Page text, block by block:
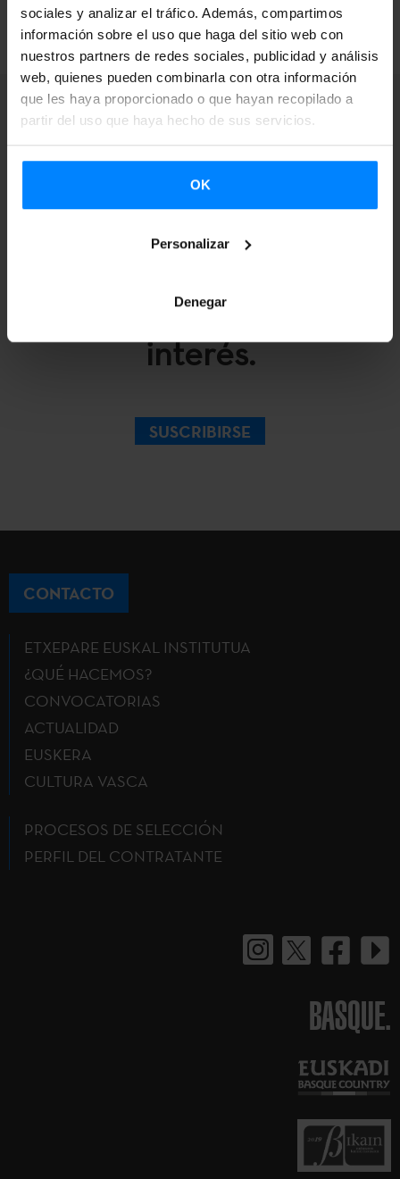
sociales y analizar el tráfico. Además, compartimos
información sobre el uso que haga del sitio web con
nuestros partners de redes sociales, publicidad y análisis
web, quienes pueden combinarla con otra información
que les haya proporcionado o que hayan recopilado a
partir del uso que haya hecho de sus servicios.
OK
Personalizar
Denegar
Recibe avisos en tu
correo electrónico
convocatorias de tu
interés.
SUSCRIBIRSE
CONTACTO
ETXEPARE EUSKAL INSTITUTUA
¿QUÉ HACEMOS?
CONVOCATORIAS
ACTUALIDAD
EUSKERA
CULTURA VASCA
PROCESOS DE SELECCIÓN
PERFIL DEL CONTRATANTE
BASQUE.